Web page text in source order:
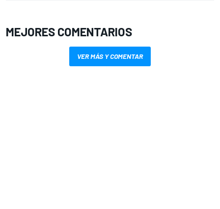
MEJORES COMENTARIOS
VER MÁS Y COMENTAR